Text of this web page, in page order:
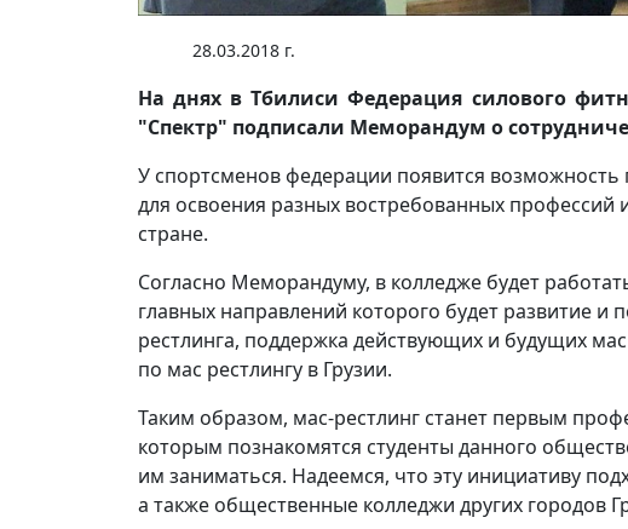
28.03.2018 г.
На днях в Тбилиси Федерация силового
"Спектр" подписали Меморандум о
У спортсменов федерации появится
для освоения разных востребованных профессий
стране.
Согласно Меморандуму, в колледже будет
главных направлений которого будет развитие и
рестлинга, поддержка действующих и будущих
по мас рестлингу в Грузии.
Таким образом, мас-рестлинг станет первым
которым познакомятся студенты данного
им заниматься. Надеемся, что эту инициативу
а также общественные колледжи других городов